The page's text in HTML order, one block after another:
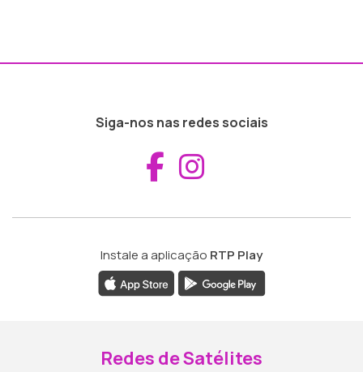
Siga-nos nas redes sociais
Aceder ao
Instale a aplicação RTP Play
Redes de Satélites